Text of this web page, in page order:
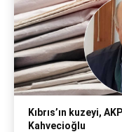
Kıbrıs’ın kuzeyi,
Kahvecioğlu